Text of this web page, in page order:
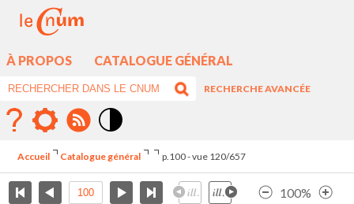
À PROPOS CATALOGUE GÉNÉRAL
RECHERCHE AVANCÉE
élévé
Accueil Catalogue général p.100 - vue 120/657
100%